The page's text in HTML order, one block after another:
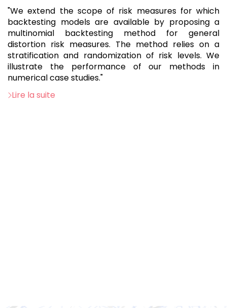
"We extend the scope of risk measures for which
backtesting models are available by proposing a
multinomial backtesting method for general
distortion risk measures. The method relies on a
stratification and randomization of risk levels. We
illustrate the performance of our methods in
numerical case studies."
Lire la suite